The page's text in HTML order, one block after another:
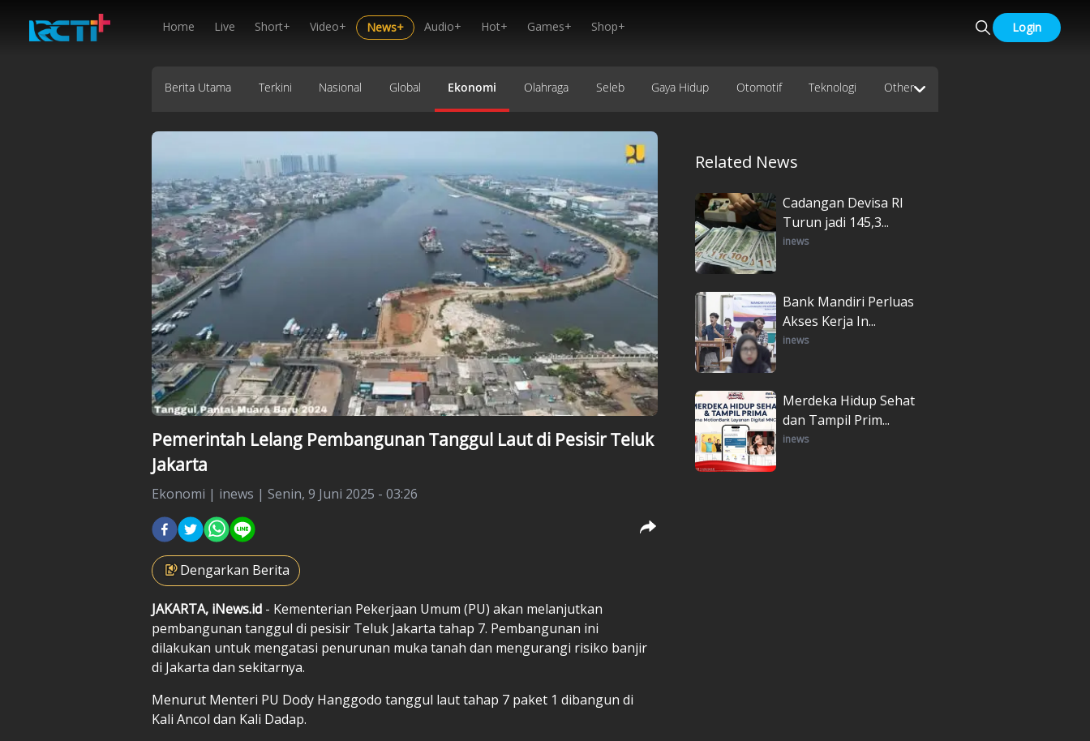
Home Live Short+ Video+ News+ Audio+ Hot+ Games+ Shop+ Login
Berita Utama Terkini Nasional Global Ekonomi Olahraga Seleb Gaya Hidup Otomotif Teknologi Other
Pemerintah Lelang Pembangunan Tanggul Laut di Pesisir Teluk
Jakarta
Ekonomi | inews | Senin, 9 Juni 2025 - 03:26
Dengarkan Berita
JAKARTA, iNews.id - Kementerian Pekerjaan Umum (PU) akan melanjutkan
pembangunan tanggul di pesisir Teluk Jakarta tahap 7. Pembangunan ini
dilakukan untuk mengatasi penurunan muka tanah dan mengurangi risiko banjir
di Jakarta dan sekitarnya.
Menurut Menteri PU Dody Hanggodo tanggul laut tahap 7 paket 1 dibangun di
Kali Ancol dan Kali Dadap.
Related News
Cadangan Devisa RI
Turun jadi 145,3...
inews
Bank Mandiri Perluas
Akses Kerja In...
inews
Merdeka Hidup Sehat
dan Tampil Prim...
inews